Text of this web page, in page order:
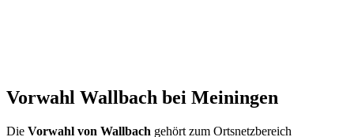
Vorwahl Wallbach bei Meiningen
Die Vorwahl von Wallbach gehört zum Ortsnetzbereich